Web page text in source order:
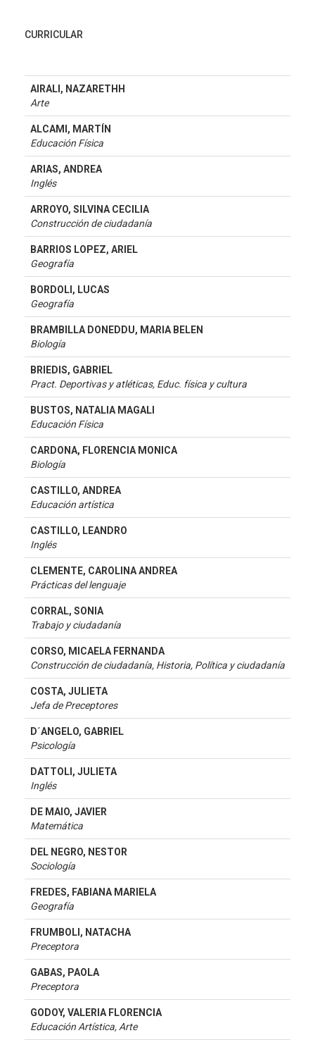
CURRICULAR
AIRALI, NAZARETHH
Arte
ALCAMI, MARTÍN
Educación Física
ARIAS, ANDREA
Inglés
ARROYO, SILVINA CECILIA
Construcción de ciudadanía
BARRIOS LOPEZ, ARIEL
Geografía
BORDOLI, LUCAS
Geografía
BRAMBILLA DONEDDU, MARIA BELEN
Biología
BRIEDIS, GABRIEL
Pract. Deportivas y atléticas, Educ. física y cultura
BUSTOS, NATALIA MAGALI
Educación Física
CARDONA, FLORENCIA MONICA
Biología
CASTILLO, ANDREA
Educación artística
CASTILLO, LEANDRO
Inglés
CLEMENTE, CAROLINA ANDREA
Prácticas del lenguaje
CORRAL, SONIA
Trabajo y ciudadanía
CORSO, MICAELA FERNANDA
Construcción de ciudadanía, Historia, Política y ciudadanía
COSTA, JULIETA
Jefa de Preceptores
D´ANGELO, GABRIEL
Psicología
DATTOLI, JULIETA
Inglés
DE MAIO, JAVIER
Matemática
DEL NEGRO, NESTOR
Sociología
FREDES, FABIANA MARIELA
Geografía
FRUMBOLI, NATACHA
Preceptora
GABAS, PAOLA
Preceptora
GODOY, VALERIA FLORENCIA
Educación Artística, Arte